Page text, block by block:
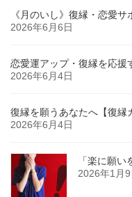
《月のいし》復縁・恋愛サ
2026年6月6日
恋愛運アップ・復縁を応援
2026年6月4日
復縁を願うあなたへ【復縁
2026年6月4日
「楽に願
2026年1月9